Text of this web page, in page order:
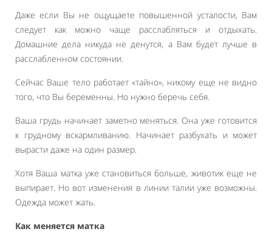
Даже если Вы не ощущаете повышенной усталости, Вам
следует как можно чаще расслабляться и отдыхать.
Домашние дела никуда не денутся, а Вам будет лучше в
расслабленном состоянии.
Сейчас Ваше тело работает «тайно», никому еще не видно
того, что Вы беременны. Но нужно беречь себя.
Ваша грудь начинает заметно меняться. Она уже готовится
к грудному вскармливанию. Начинает разбухать и может
вырасти даже на один размер.
Хотя Ваша матка уже становиться больше, животик еще не
выпирает. Но вот изменения в линии талии уже возможны.
Одежда может жать.
Как меняется матка